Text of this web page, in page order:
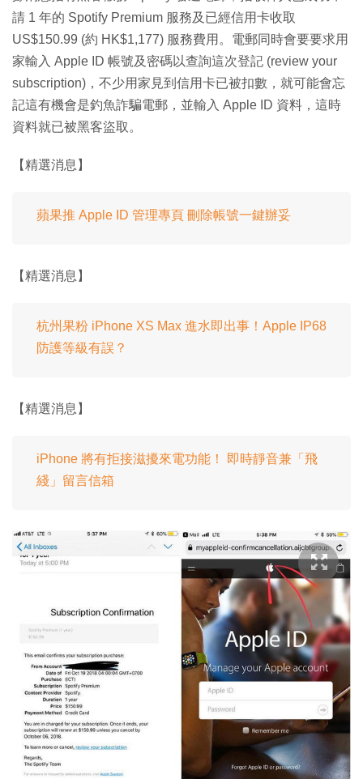
請 1 年的 Spotify Premium 服務及已經信用卡收取
US$150.99 (約 HK$1,177) 服務費用。電郵同時會要要求用
家輸入 Apple ID 帳號及密碼以查詢這次登記 (review your
subscription)，不少用家見到信用卡已被扣數，就可能會忘
記這有機會是釣魚詐騙電郵，並輸入 Apple ID 資料，這時
資料就已被黑客盜取。
【精選消息】
蘋果推 Apple ID 管理專頁 刪除帳號一鍵辦妥
【精選消息】
杭州果粉 iPhone XS Max 進水即出事！Apple IP68
防護等級有誤？
【精選消息】
iPhone 將有拒接滋擾來電功能！ 即時靜音兼「飛
綫」留言信箱